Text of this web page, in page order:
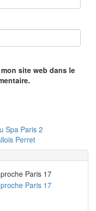
site web dans le
Spa Paris 2
Perret